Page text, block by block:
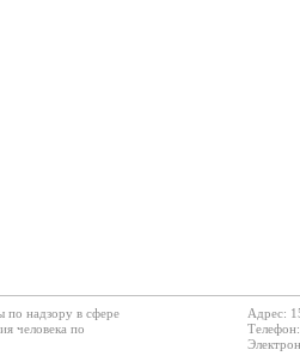
по надзору в сфере
человека по
Адрес: